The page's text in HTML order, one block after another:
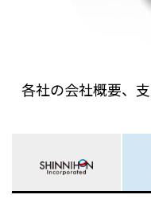
各社の会社概要、